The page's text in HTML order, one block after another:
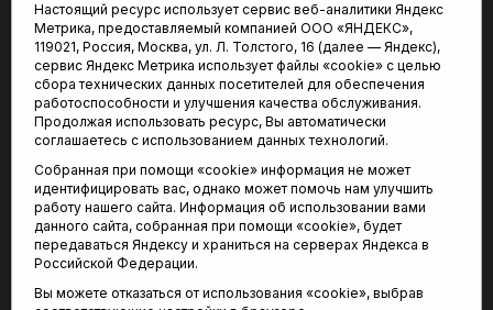
Редакция:
625035, Тюмень, пр. Геологоразведчиков, 28А
(3452) 68-22-28
tum-arena@mail.ru
Отдел продаж:
(3452) 68-89-78
kotovaev@sibinformburo.ru
Настоящий ресурс использует сервис веб-аналитики Яндекс
Метрика, предоставляемый компанией ООО «ЯНДЕКС»,
119021, Россия, Москва, ул. Л. Толстого, 16 (далее — Яндекс),
сервис Яндекс Метрика использует файлы «cookie» с целью
сбора технических данных посетителей для обеспечения
работоспособности и улучшения качества обслуживания.
Продолжая использовать ресурс, Вы автоматически
соглашаетесь с использованием данных технологий.
Собранная при помощи «cookie» информация не может
идентифицировать вас, однако может помочь нам улучшить
работу нашего сайта. Информация об использовании вами
данного сайта, собранная при помощи «cookie», будет
передаваться Яндексу и храниться на серверах Яндекса в
Российской Федерации.
Вы можете отказаться от использования «cookie», выбрав